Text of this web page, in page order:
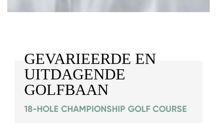
GEVARIEERDE EN
UITDAGENDE
GOLFBAAN
18-HOLE CHAMPIONSHIP GOLF COURSE